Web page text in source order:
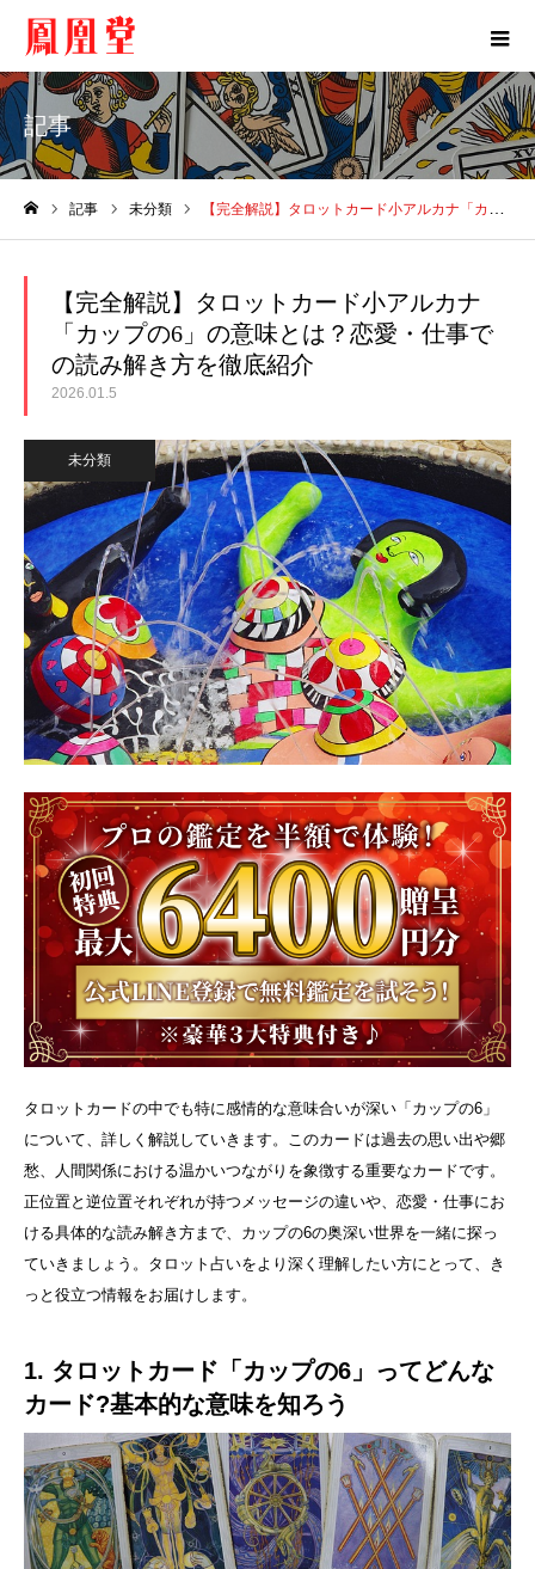
記事
記事 未分類 【完全解説】タロットカード小アルカナ「カップの6」の意味とは？恋愛・仕事での読み解き方を徹底紹介
【完全解説】タロットカード小アルカナ
「カップの6」の意味とは？恋愛・仕事で
の読み解き方を徹底紹介
2026.01.5
未分類
タロットカードの中でも特に感情的な意味合いが深い「カップの6」
について、詳しく解説していきます。このカードは過去の思い出や郷
愁、人間関係における温かいつながりを象徴する重要なカードです。
正位置と逆位置それぞれが持つメッセージの違いや、恋愛・仕事にお
ける具体的な読み解き方まで、カップの6の奥深い世界を一緒に探っ
ていきましょう。タロット占いをより深く理解したい方にとって、き
っと役立つ情報をお届けします。
1. タロットカード「カップの6」ってどんな
カード?基本的な意味を知ろう